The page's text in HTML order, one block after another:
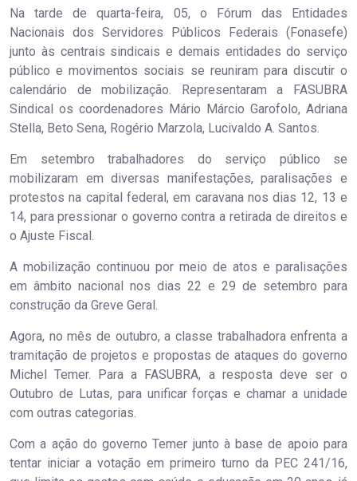
Na tarde de quarta-feira, 05, o Fórum das Entidades
Nacionais dos Servidores Públicos Federais (Fonasefe)
junto às centrais sindicais e demais entidades do serviço
público e movimentos sociais se reuniram para discutir o
calendário de mobilização. Representaram a FASUBRA
Sindical os coordenadores Mário Márcio Garofolo, Adriana
Stella, Beto Sena, Rogério Marzola, Lucivaldo A. Santos.
Em setembro trabalhadores do serviço público se
mobilizaram em diversas manifestações, paralisações e
protestos na capital federal, em caravana nos dias 12, 13 e
14, para pressionar o governo contra a retirada de direitos e
o Ajuste Fiscal.
A mobilização continuou por meio de atos e paralisações
em âmbito nacional nos dias 22 e 29 de setembro para
construção da Greve Geral.
Agora, no mês de outubro, a classe trabalhadora enfrenta a
tramitação de projetos e propostas de ataques do governo
Michel Temer. Para a FASUBRA, a resposta deve ser o
Outubro de Lutas, para unificar forças e chamar a unidade
com outras categorias.
Com a ação do governo Temer junto à base de apoio para
tentar iniciar a votação em primeiro turno da PEC 241/16,